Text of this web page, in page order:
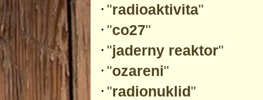
"radioaktivita"
"co27"
"jaderny reaktor"
"ozareni"
"radionuklid"